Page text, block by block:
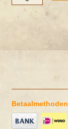
Betaalmethoden